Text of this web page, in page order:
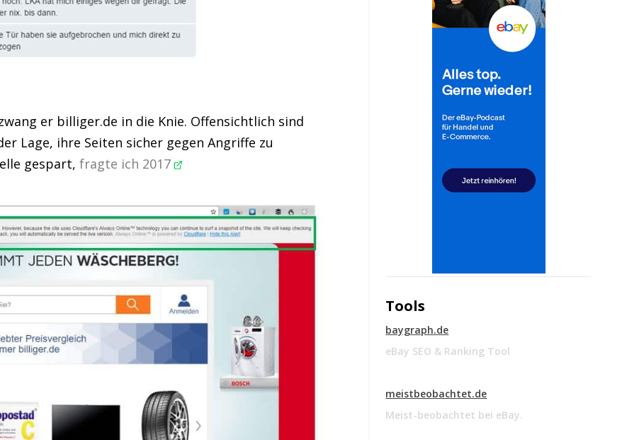
er billiger.de in die Knie. Offensichtlich sind
Lage, ihre Seiten sicher gegen Angriffe zu
gespart,fragte ich 2017
Tools
baygraph.de
eBay SEO & Ranking Tool
meistbeobachtet.de
Meist-beobachtet bei eBay.